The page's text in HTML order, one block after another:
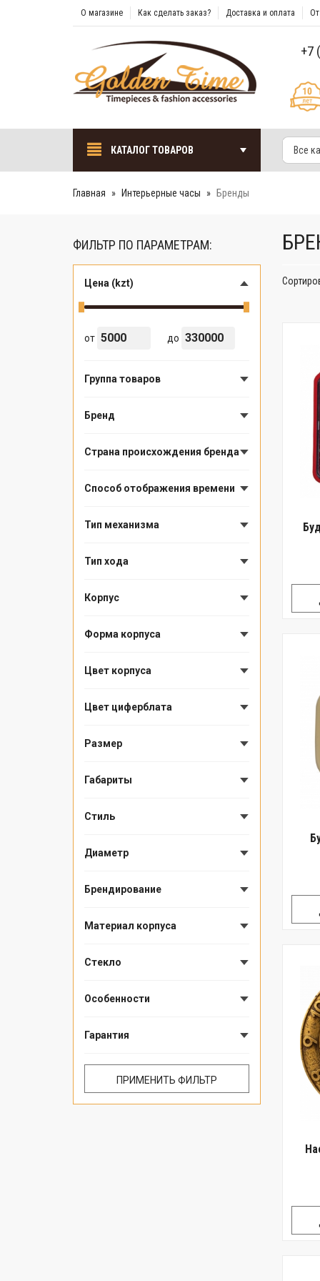
О магазине Как сделать заказ? Доставка и оплата
+7
КАТАЛОГ ТОВАРОВ Все
Главная Интерьерные часы Бренды
ФИЛЬТР ПО ПАРАМЕТРАМ:
Цена (kzt)
от до
Группа товаров
Бренд
Страна происхождения бренда
Способ отображения времени
Тип механизма
Тип хода
Корпус
Форма корпуса
Цвет корпуса
Цвет циферблата
Размер
Габариты
Стиль
Диаметр
Брендирование
Материал корпуса
Стекло
Особенности
Гарантия